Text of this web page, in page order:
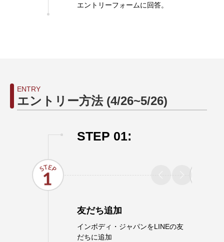
エントリーフォームに回答。
ENTRY
エントリー方法 (4/26~5/26)
STEP 01:
友だち追加
インボディ・ジャパンをLINEの友
だちに追加